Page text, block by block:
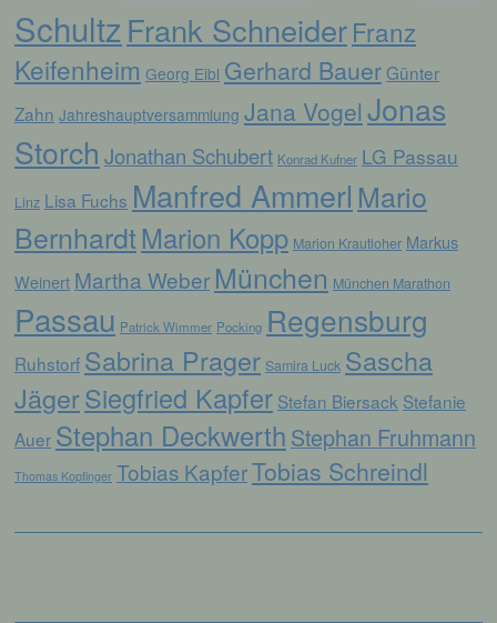
SchultzFrank SchneiderFranz
Keifenheim Georg Eibl Gerhard Bauer Günter
Zahn Jahreshauptversammlung Jana Vogel Jonas
Storch Jonathan Schubert Konrad Kufner LG Passau
Linz Lisa Fuchs Manfred Ammerl Mario
BernhardtMarion Kopp Marion Krautloher Markus
Weinert Martha Weber München München Marathon
Passau Patrick Wimmer Pocking Regensburg
Ruhstorf Sabrina Prager Samira Luck Sascha
JägerSiegfried Kapfer Stefan Biersack Stefanie
Auer Stephan Deckwerth Stephan Fruhmann
Thomas Kopfinger Tobias KapferTobias Schreindl
werden, um bestimmte persönliche Aspekte,
die sich auf eine natürliche Person beziehen,
zu bewerten, insbesondere, um Aspekte
bezüglich Arbeitsleistung, wirtschaftlicher
Lage, Gesundheit, persönlicher Vorlieben,
Interessen, Zuverlässigkeit, Verhalten,
Aufenthaltsort oder Ortswechsel dieser
vorherzusagen.
f) Pseudonymisierung
Pseudonymisierung ist die Verarbeitung
auf welche die personenbezogenen Daten
Informationen nicht mehr einer spezifischen
betroffenen Person zugeordnet werden
können, sofern diese zusätzlichen
Informationen gesondert aufbewahrt werden
und technischen und organisatorischen
Maßnahmen unterliegen, die gewährleisten,
dass die personenbezogenen Daten nicht